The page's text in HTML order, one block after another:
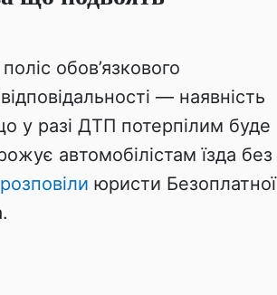
обов’язкового
— наявність
у разі ДТП потерпілим буде
автомобілістам їзда без
розповіли юристи Безоплатної